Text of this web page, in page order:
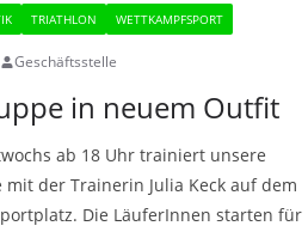
TRIATHLON WETTKAMPFSPORT
Geschäftsstelle
in neuem Outfit
ab 18 Uhr trainiert unsere
mit der Trainerin Julia Keck auf dem
Die LäuferInnen starten für